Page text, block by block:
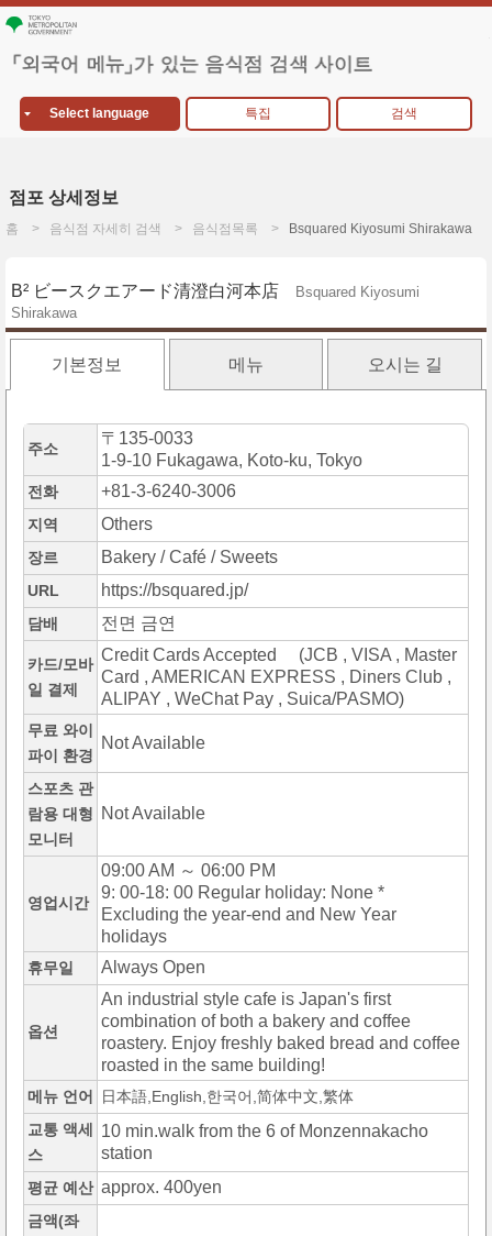
Select language 특집 검색
점포 상세정보
홈 음식점 자세히 검색 음식점목록 Bsquared Kiyosumi Shirakawa
B² ビースクエアード清澄白河本店
Bsquared Kiyosumi
Shirakawa
기본정보 메뉴 오시는 길
주소
〒135-0033
1-9-10 Fukagawa, Koto-ku, Tokyo
전화 +81-3-6240-3006
지역 Others
장르 Bakery / Café / Sweets
URL https://bsquared.jp/
담배 전면 금연
카드/모바
일 결제
Credit Cards Accepted (JCB , VISA , Master
Card , AMERICAN EXPRESS , Diners Club ,
ALIPAY , WeChat Pay , Suica/PASMO)
무료 와이
파이 환경
Not Available
스포츠 관
람용 대형
모니터
Not Available
영업시간
09:00 AM ～ 06:00 PM
9: 00-18: 00 Regular holiday: None *
Excluding the year-end and New Year
holidays
휴무일 Always Open
옵션
An industrial style cafe is Japan's first
combination of both a bakery and coffee
roastery. Enjoy freshly baked bread and coffee
roasted in the same building!
메뉴 언어
日本語,English,한국어,简体中文,繁体
교통 액세
스
10 min.walk from the 6 of Monzennakacho
station
평균 예산 approx. 400yen
금액(좌